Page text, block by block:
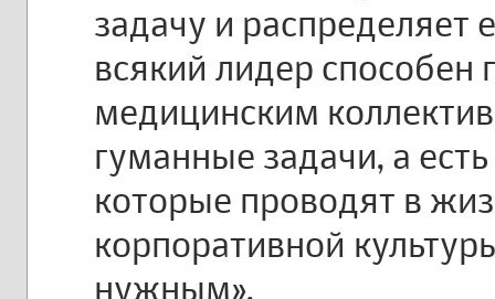
задачу и
всякий лидер способен
медицинским
гуманные задачи, а
которые проводят в
корпоративной
нужным».